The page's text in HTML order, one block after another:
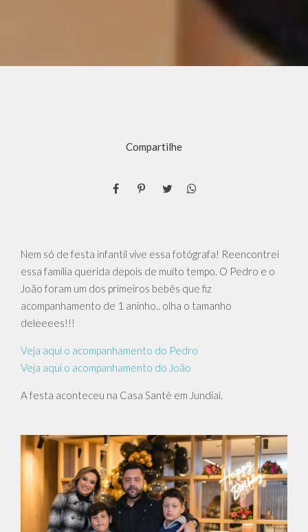
Compartilhe
Nem só de festa infantil vive essa fotógrafa! Reencontrei
essa família querida depois de muito tempo. O Pedro e o
João foram um dos primeiros bebês que fiz
acompanhamento de 1 aninho.. olha o tamanho
deleeees!!!
Veja aqui o acompanhamento do Pedro
Veja aqui o acompanhamento do João
A festa aconteceu na Casa Santè em Jundiaí.